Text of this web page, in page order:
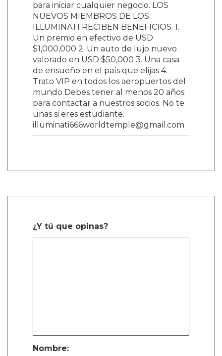
para iniciar cualquier negocio. LOS
NUEVOS MIEMBROS DE LOS
ILLUMINATI RECIBEN BENEFICIOS. 1.
Un premio en efectivo de USD
$1,000,000 2. Un auto de lujo nuevo
valorado en USD $50,000 3. Una casa
de ensueño en el país que elijas 4.
Trato VIP en todos los aeropuertos del
mundo Debes tener al menos 20 años
para contactar a nuestros socios. No te
unas si eres estudiante.
illuminati666worldtemple@gmail.com
¿Y tú que opinas?
Nombre: